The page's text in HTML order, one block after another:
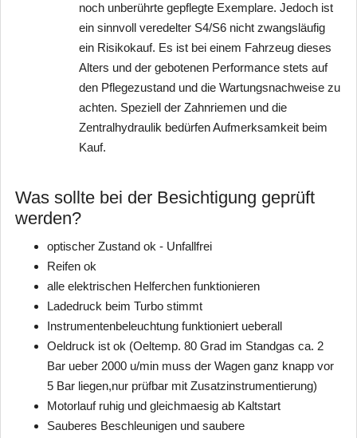
noch unberührte gepflegte Exemplare. Jedoch ist
ein sinnvoll veredelter S4/S6 nicht zwangsläufig
ein Risikokauf. Es ist bei einem Fahrzeug dieses
Alters und der gebotenen Performance stets auf
den Pflegezustand und die Wartungsnachweise zu
achten. Speziell der Zahnriemen und die
Zentralhydraulik bedürfen Aufmerksamkeit beim
Kauf.
Was sollte bei der Besichtigung geprüft
werden?
optischer Zustand ok - Unfallfrei
Reifen ok
alle elektrischen Helferchen funktionieren
Ladedruck beim Turbo stimmt
Instrumentenbeleuchtung funktioniert ueberall
Oeldruck ist ok (Oeltemp. 80 Grad im Standgas ca. 2
Bar ueber 2000 u/min muss der Wagen ganz knapp vor
5 Bar liegen,nur prüfbar mit Zusatzinstrumentierung)
Motorlauf ruhig und gleichmaesig ab Kaltstart
Sauberes Beschleunigen und saubere